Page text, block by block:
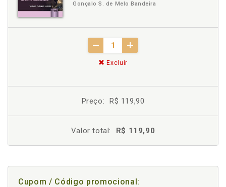
Gonçalo S. de Melo Bandeira
Excluir
Preço: R$ 119,90
Valor total: R$ 119,90
Cupom / Código promocional: